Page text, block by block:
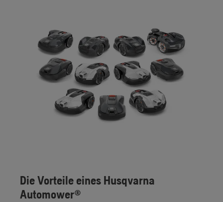
Die Vorteile eines Husqvarna
Automower®